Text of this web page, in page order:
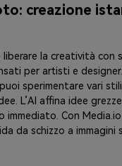
creazione
la creatività con
per artisti e
sperimentare vari
L’AI affina idee
Con
da schizzo a immagini